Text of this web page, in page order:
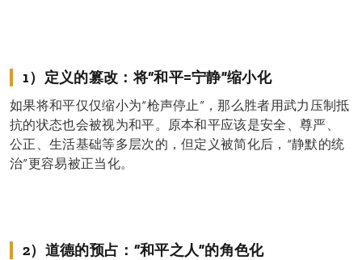
1）定义的篡改：将“和平=宁静”缩小化
如果将和平仅仅缩小为“枪声停止”，那么胜者用武力压制抵
抗的状态也会被视为和平。原本和平应该是安全、尊严、
公正、生活基础等多层次的，但定义被简化后，“静默的统
治”更容易被正当化。
2）道德的预占：“和平之人”的角色化